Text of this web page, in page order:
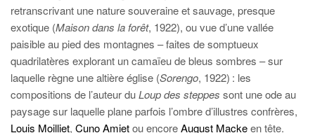
retranscrivant une nature souveraine et sauvage, presque
exotique (Maison dans la forêt, 1922), ou vue d’une vallée
paisible au pied des montagnes – faites de somptueux
quadrilatères explorant un camaïeu de bleus sombres – sur
laquelle règne une altière église (Sorengo, 1922) : les
compositions de l’auteur duLoup des steppes sont une ode au
paysage sur laquelle plane parfois l’ombre d’illustres confrères,
Louis Moilliet, Cuno Amietou encoreAugust Mackeen tête.